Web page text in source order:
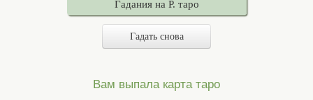
Гадания на Р. таро
Гадать снова
Вам выпала карта таро